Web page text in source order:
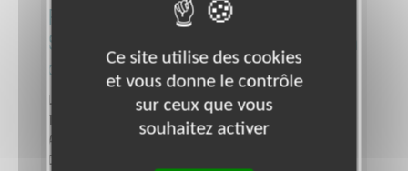
Responsable Départemental
Sécurité Incendie d'une association
de solidarité
Lieu :
LAVAL (53000)
Secourisme, Santé, Soins
Association :
Date :
Ce site utilise des cookies
et vous donne le contrôle
sur ceux que vous
souhaitez activer